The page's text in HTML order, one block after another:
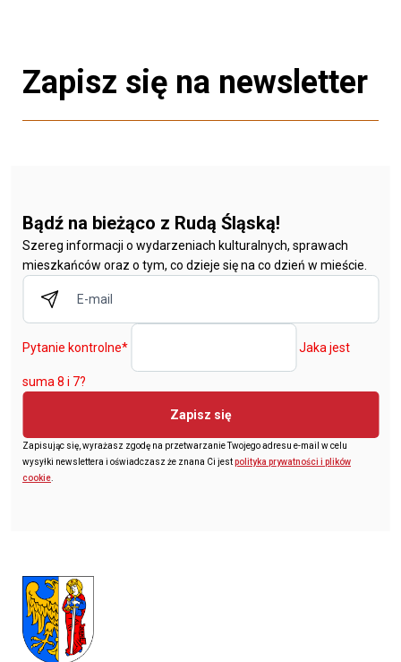
Zapisz się na newsletter
Bądź na bieżąco z Rudą Śląską!
Szereg informacji o wydarzeniach kulturalnych, sprawach
mieszkańców oraz o tym, co dzieje się na co dzień w mieście.
Pytanie kontrolne* Jaka jest
suma 8 i 7?
Zapisz się
Zapisując się, wyrażasz zgodę na przetwarzanie Twojego adresu e-mail w celu
wysyłki newslettera i oświadczasz że znana Ci jestpolityka prywatności i plików
cookie